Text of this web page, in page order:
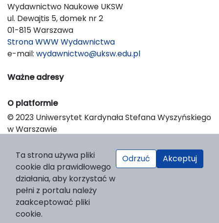
Wydawnictwo Naukowe UKSW
ul. Dewajtis 5, domek nr 2
01-815 Warszawa
Strona WWW Wydawnictwa
e-mail: wydawnictwo@uksw.edu.pl
Ważne adresy
O platformie
© 2023 Uniwersytet Kardynała Stefana Wyszyńskiego
w Warszawie
Platform & Workflow by OJS/PKP
Ta strona używa pliki
cookie dla prawidłowego
działania, aby korzystać w
pełni z portalu należy
zaakceptować pliki
cookie.
Odrzuć Akceptuj